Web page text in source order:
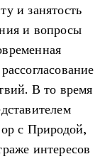
и занятость
и вопросы
В то время
с Природой,
интересов